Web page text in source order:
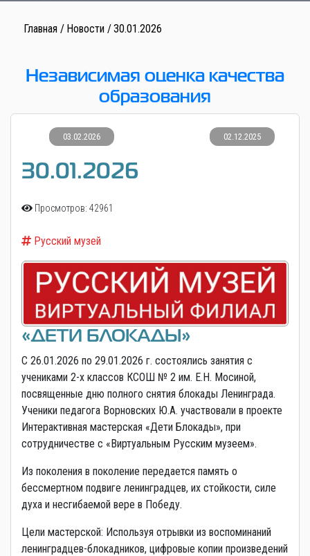
Главная Новости 30.01.2026
Независимая оценка качества
образования
03.02.2026 02.12.2025
30.01.2026
Просмотров: 42961
Русский музей
«ДЕТИ БЛОКАДЫ»
С 26.01.2026 по 29.01.2026 г. состоялись занятия с
учениками 2-х классов КСОШ № 2 им. Е.Н. Мосиной,
посвященные дню полного снятия блокады Ленинграда.
Ученики педагога Ворновских Ю.А. участвовали в проекте
Интерактивная мастерская «Дети Блокады», при
сотрудничестве с «Виртуальным Русским музеем».
Из поколения в поколение передается память о
бессмертном подвиге ленинградцев, их стойкости, силе
духа и несгибаемой вере в Победу.
Цели мастерской: Используя отрывки из воспоминаний
ленинградцев-блокадников, цифровые копии произведений